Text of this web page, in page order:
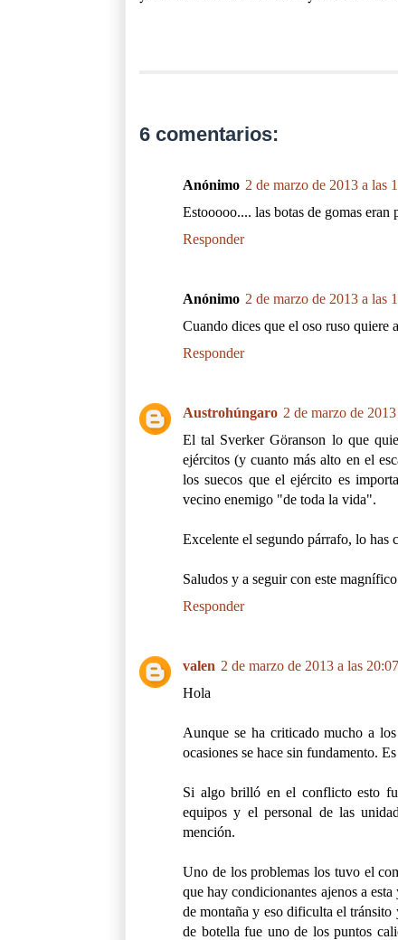
6 comentarios:
Anónimo 2 de marzo de 2013 a las
Estooooo.... las botas de gomas
Responder
Anónimo 2 de marzo de 2013 a las
Cuando dices que el oso ruso quiere
Responder
Austrohúngaro 2 de marzo de
El tal Sverker Göranson lo que
ejércitos (y cuanto más alto en el
los suecos que el ejército es
vecino enemigo "de toda la vida".
Excelente el segundo párrafo, lo has
Saludos y a seguir con este
Responder
valen 2 de marzo de 2013 a las 20:07
Hola
Aunque se ha criticado mucho a
ocasiones se hace sin fundamento.
Si algo brilló en el conflicto esto
equipos y el personal de las
mención.
Uno de los problemas los tuvo el
que hay condicionantes ajenos a
de montaña y eso dificulta el tránsito
de botella fue uno de los puntos